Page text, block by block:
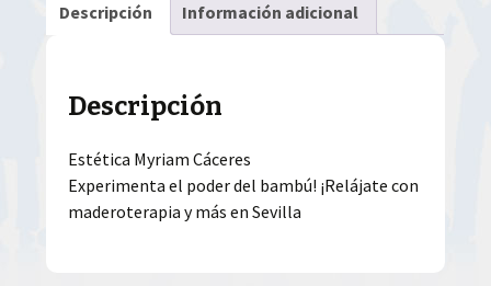
Descripción Información adicional
Descripción
Estética Myriam Cáceres
Experimenta el poder del bambú! ¡Relájate con
maderoterapia y más en Sevilla